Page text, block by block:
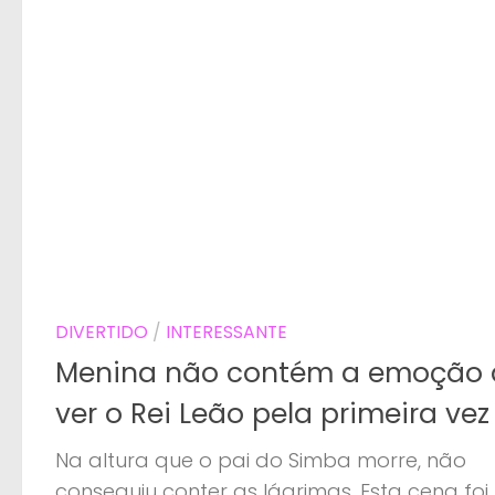
DIVERTIDO / INTERESSANTE
Menina não contém a emoção
ver o Rei Leão pela primeira vez
Na altura que o pai do Simba morre, não